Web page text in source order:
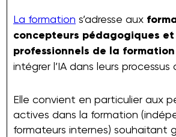
La formation s’adresse aux
concepteurs pédagogiques et
professionnels de la formation
intégrer l’IA dans leurs
Elle convient en particulier aux
actives dans la formation
formateurs internes) souhaitant